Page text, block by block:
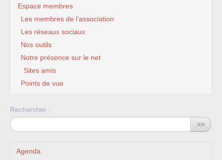
Espace membres
Les membres de l’association
Les réseaux sociaux
Nos outils
Notre présence sur le net
Sites amis
Points de vue
Rechercher :
>>
Agenda